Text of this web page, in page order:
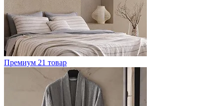
Премиум 21 товар